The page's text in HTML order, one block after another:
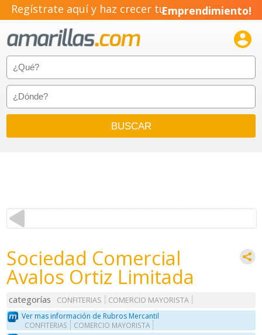
Regístrate aquí y haz crecer tuEmprendimiento!

Sociedad Comercial
Avalos Ortiz Limitada
categorías CONFITERIAS
COMERCIO MAYORISTA
Ver mas información de Rubros Mercantil
CONFITERIAS COMERCIO MAYORISTA